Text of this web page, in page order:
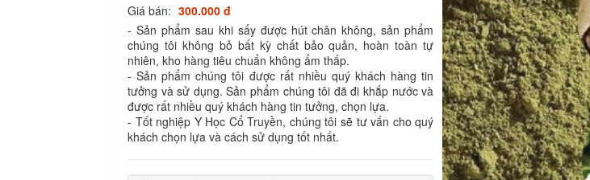
Giá bán: 300.000 đ
- Sản phẩm sau khi sấy được hút chân không, sản phẩm
chúng tôi không bỏ bất kỳ chất bảo quản, hoàn toàn tự
nhiên, kho hàng tiêu chuẩn không ẩm thấp.
- Sản phẩm chúng tôi được rất nhiều quý khách hàng tin
tưởng và sử dụng. Sản phẩm chúng tôi đã đi khắp nước và
được rất nhiều quý khách hàng tin tưởng, chọn lựa.
- Tốt nghiệp Y Học Cổ Truyền, chúng tôi sẽ tư vấn cho quý
khách chọn lựa và cách sử dụng tốt nhất.